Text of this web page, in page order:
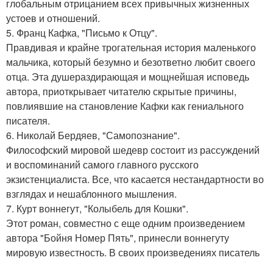
глобальным отрицанием всех привычных жизненных
устоев и отношений.
5. Франц Кафка, "Письмо к Отцу".
Правдивая и крайне трогательная история маленького
мальчика, который безумно и безответно любит своего
отца. Эта душераздирающая и мощнейшая исповедь
автора, приоткрывает читателю скрытые причины,
повлиявшие на становление Кафки как гениального
писателя.
6. Николай Бердяев, "Самопознание".
Философский мировой шедевр состоит из рассуждений
и воспоминаний самого главного русского
экзистенциалиста. Все, что касается нестандартности во
взглядах и нешаблонного мышления.
7. Курт воннегут, "Колыбель для Кошки".
Этот роман, совместно с еще одним произведением
автора "Бойня Номер Пять", принесли воннегуту
мировую известность. В своих произведениях писатель